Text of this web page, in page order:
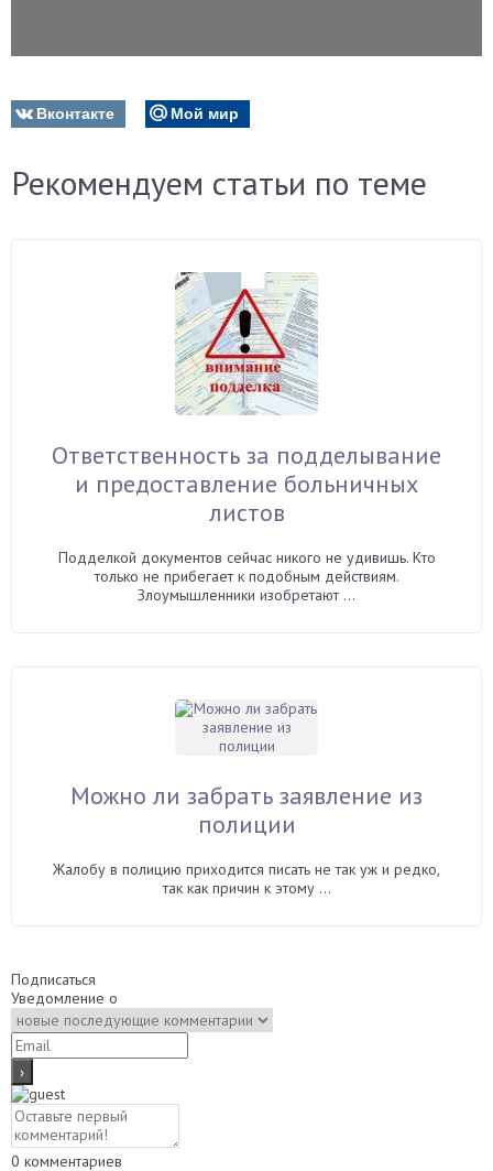
Вконтакте Мой мир
Рекомендуем статьи по теме
Ответственность за подделывание
и предоставление больничных
листов
Подделкой документов сейчас никого не удивишь. Кто
только не прибегает к подобным действиям.
Злоумышленники изобретают ...
Можно ли забрать заявление из
полиции
Жалобу в полицию приходится писать не так уж и редко,
так как причин к этому ...
Подписаться
Уведомление о
0 комментариев